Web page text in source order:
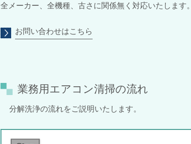
全メーカー、全機種、古さに関係無く対応いたします。
お問い合わせはこちら
業務用エアコン清掃の流れ
分解洗浄の流れをご説明いたします。